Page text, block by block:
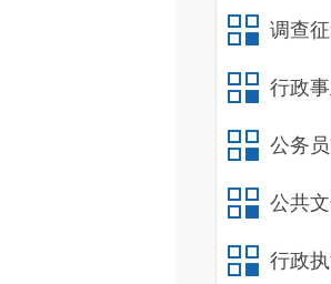
调查
行政
公务
公共
行政